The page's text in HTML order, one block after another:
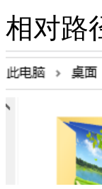
相对路